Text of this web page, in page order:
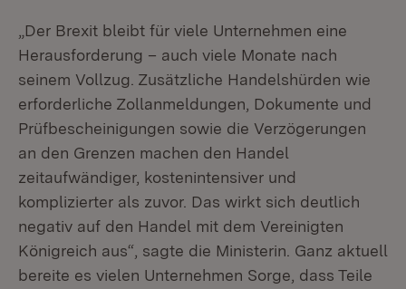
„Der Brexit bleibt für viele Unternehmen eine
Herausforderung – auch viele Monate nach
seinem Vollzug. Zusätzliche Handelshürden wie
erforderliche Zollanmeldungen, Dokumente und
Prüfbescheinigungen sowie die Verzögerungen
an den Grenzen machen den Handel
zeitaufwändiger, kostenintensiver und
komplizierter als zuvor. Das wirkt sich deutlich
negativ auf den Handel mit dem Vereinigten
Königreich aus“, sagte die Ministerin. Ganz aktuell
bereite es vielen Unternehmen Sorge, dass Teile